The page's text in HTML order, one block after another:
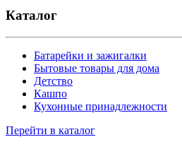
Каталог
Батарейки и зажигалки
Бытовые товары для дома
Детство
Кашпо
Кухонные принадлежности
Перейти в каталог